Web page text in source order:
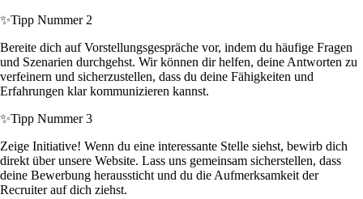
✨Tipp Nummer 2
Bereite dich auf Vorstellungsgespräche vor, indem du häufige Fragen
und Szenarien durchgehst. Wir können dir helfen, deine Antworten zu
verfeinern und sicherzustellen, dass du deine Fähigkeiten und
Erfahrungen klar kommunizieren kannst.
✨Tipp Nummer 3
Zeige Initiative! Wenn du eine interessante Stelle siehst, bewirb dich
direkt über unsere Website. Lass uns gemeinsam sicherstellen, dass
deine Bewerbung heraussticht und du die Aufmerksamkeit der
Recruiter auf dich ziehst.